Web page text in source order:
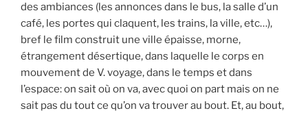
des ambiances (les annonces dans le bus, la salle d’un
café, les portes qui claquent, les trains, la ville, etc…),
bref le film construit une ville épaisse, morne,
étrangement désertique, dans laquelle le corps en
mouvement de V. voyage, dans le temps et dans
l’espace: on sait où on va, avec quoi on part mais on ne
sait pas du tout ce qu’on va trouver au bout. Et, au bout,